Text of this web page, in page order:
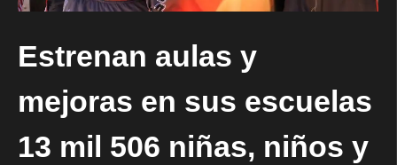
Estrenan aulas y
mejoras en sus escuelas
13 mil 506 niñas, niños y